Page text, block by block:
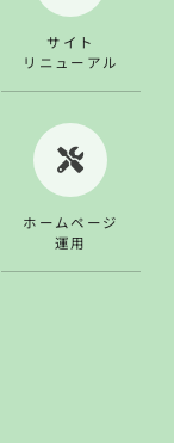
サイト
リニューアル
ホームページ
運用